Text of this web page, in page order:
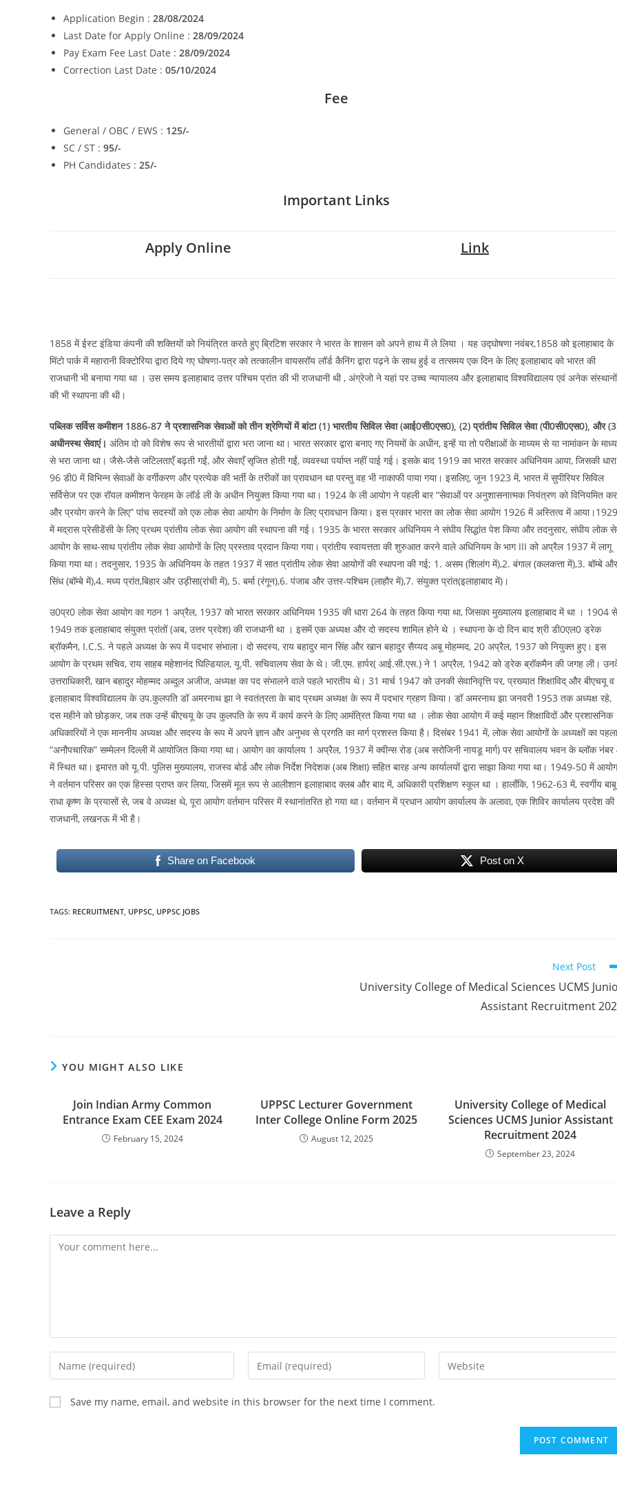
Application Begin : 28/08/2024
Last Date for Apply Online : 28/09/2024
Pay Exam Fee Last Date : 28/09/2024
Correction Last Date : 05/10/2024
Fee
General / OBC / EWS : 125/-
SC / ST : 95/-
PH Candidates : 25/-
Important Links
Apply Online Link
1858 में ईस्ट इंडिया कंपनी की शक्तियों को नियंत्रित करते हुए ब्रिटिश सरकार ने भारत के शासन को अपने हाथ में ले लिया । यह उद्घोषणा नवंबर,1858 को इलाहाबाद के
मिंटो पार्क में महारानी विक्टोरिया द्वारा दिये गए घोषणा-पत्र को तत्कालीन वायसरॉय लॉर्ड कैनिंग द्वारा पढ़ने के साथ हुई व तत्समय एक दिन के लिए इलाहाबाद को भारत की
राजधानी भी बनाया गया था । उस समय इलाहाबाद उत्तर पश्चिम प्रांत की भी राजधानी थी , अंग्रेजो ने यहां पर उच्च न्यायालय और इलाहाबाद विश्वविद्यालय एवं अनेक संस्थानों
की भी स्थापना की थी।
पब्लिक सर्विस कमीशन 1886-87 ने प्रशासनिक सेवाओं को तीन श्रेणियों में बांटा (1) भारतीय सिविल सेवा (आई0सी0एस0), (2) प्रांतीय सिविल सेवा (पी0सी0एस0), और
अधीनस्थ सेवाएं। अंतिम दो को विशेष रूप से भारतीयों द्वारा भरा जाना था। भारत सरकार द्वारा बनाए गए नियमों के अधीन, इन्हें या तो परीक्षाओं के माध्यम से या नामांकन के
से भरा जाना था। जैसे-जैसे जटिलताएँ बढ़ती गईं, और सेवाएँ सृजित होती गईं, व्यवस्था पर्याप्त नहीं पाई गई। इसके बाद 1919 का भारत सरकार अधिनियम आया, जिसकी धारा
96 डी0 में विभिन्न सेवाओं के वर्गीकरण और प्रत्येक की भर्ती के तरीकों का प्रावधान था परन्तु वह भी नाकाफी पाया गया। इसलिए, जून 1923 में, भारत में सुपीरियर सिविल
सर्विसेज पर एक रॉयल कमीशन फेरहम के लॉर्ड ली के अधीन नियुक्त किया गया था। 1924 के ली आयोग ने पहली बार “सेवाओं पर अनुशासनात्मक नियंत्रण को विनियमित
और प्रयोग करने के लिए” पांच सदस्यों को एक लोक सेवा आयोग के निर्माण के लिए प्रावधान किया। इस प्रकार भारत का लोक सेवा आयोग 1926 में अस्तित्व में आया।1929
में मद्रास प्रेसीडेंसी के लिए प्रथम प्रांतीय लोक सेवा आयोग की स्थापना की गई। 1935 के भारत सरकार अधिनियम ने संघीय सिद्धांत पेश किया और तदनुसार, संघीय लोक
आयोग के साथ-साथ प्रांतीय लोक सेवा आयोगों के लिए प्रस्ताव प्रदान किया गया। प्रांतीय स्वायत्तता की शुरुआत करने वाले अधिनियम के भाग III को अप्रैल 1937 में लागू
किया गया था। तदनुसार, 1935 के अधिनियम के तहत 1937 में सात प्रांतीय लोक सेवा आयोगों की स्थापना की गई; 1. असम (शिलांग में),2. बंगाल (कलकत्ता में),3. बॉम्बे और
सिंध (बॉम्बे में),4. मध्य प्रांत,बिहार और उड़ीसा(रांची में), 5. बर्मा (रंगून),6. पंजाब और उत्तर-पश्चिम (लाहौर में),7. संयुक्त प्रांत(इलाहाबाद में)।
उ0प्र0 लोक सेवा आयोग का गठन 1 अप्रैल, 1937 को भारत सरकार अधिनियम 1935 की धारा 264 के तहत किया गया था, जिसका मुख्यालय इलाहाबाद में था । 1904 से
1949 तक इलाहाबाद संयुक्त प्रांतों (अब, उत्तर प्रदेश) की राजधानी था । इसमें एक अध्यक्ष और दो सदस्य शामिल होने थे । स्थापना के दो दिन बाद श्री डी0एल0 ड्रेक
ब्रॉकमैन, I.C.S. ने पहले अध्यक्ष के रूप में पदभार संभाला। दो सदस्य, राय बहादुर मान सिंह और खान बहादुर सैय्यद अबू मोहम्मद, 20 अप्रैल, 1937 को नियुक्त हुए। इस
आयोग के प्रथम सचिव, राय साहब महेशानंद घिल्डियाल, यू.पी. सचिवालय सेवा के थे। जी.एम. हार्पर( आई.सी.एस.) ने 1 अप्रैल, 1942 को ड्रेक ब्रॉकमैन की जगह ली।
उत्तराधिकारी, खान बहादुर मोहम्मद अब्दुल अजीज, अध्यक्ष का पद संभालने वाले पहले भारतीय थे। 31 मार्च 1947 को उनकी सेवानिवृत्ति पर, प्रख्यात शिक्षाविद् और बीएचयू व
इलाहाबाद विश्वविद्यालय के उप.कुलपति डॉ अमरनाथ झा ने स्वतंत्रता के बाद प्रथम अध्यक्ष के रूप में पदभार ग्रहण किया। डॉ अमरनाथ झा जनवरी 1953 तक अध्यक्ष रहे,
दस महीने को छोड़कर, जब तक उन्हें बीएचयू के उप कुलपति के रूप में कार्य करने के लिए आमंत्रित किया गया था । लोक सेवा आयोग में कई महान शिक्षाविदों और प्रशासनिक
अधिकारियों ने एक माननीय अध्यक्ष और सदस्य के रूप में अपने ज्ञान और अनुभव से प्रगति का मार्ग प्रशस्त किया है। दिसंबर 1941 में, लोक सेवा आयोगों के अध्यक्षों का पहला
“अनौपचारिक” सम्मेलन दिल्ली में आयोजित किया गया था। आयोग का कार्यालय 1 अप्रैल, 1937 में क्वीन्स रोड (अब सरोजिनी नायडू मार्ग) पर सचिवालय भवन के ब्लॉक नंबर
में स्थित था। इमारत को यू.पी. पुलिस मुख्यालय, राजस्व बोर्ड और लोक निर्देश निदेशक (अब शिक्षा) सहित बारह अन्य कार्यालयों द्वारा साझा किया गया था। 1949-50 में आयोग
ने वर्तमान परिसर का एक हिस्सा प्राप्त कर लिया, जिसमें मूल रूप से आलीशान इलाहाबाद क्लब और बाद में, अधिकारी प्रशिक्षण स्कूल था । हालाँकि, 1962-63 में, स्वर्गीय बाबू
राधा कृष्ण के प्रयासों से, जब वे अध्यक्ष थे, पूरा आयोग वर्तमान परिसर में स्थानांतरित हो गया था। वर्तमान में प्रधान आयोग कार्यालय के अलावा, एक शिविर कार्यालय प्रदेश की
राजधानी, लखनऊ में भी है।
Share on Facebook Post on X
TAGS: RECRUITMENT, UPPSC, UPPSC JOBS
Next Post
University College of Medical Sciences UCMS
Assistant Recruitment
YOU MIGHT ALSO LIKE
Join Indian Army Common
Entrance Exam CEE Exam 2024
February 15, 2024
UPPSC Lecturer Government
Inter College Online Form 2025
August 12, 2025
University College of Medical
Sciences UCMS Junior Assistant
Recruitment 2024
September 23, 2024
Leave a Reply
Comment
Enter
your
name
or
Enter
your
Enter
your
Save my name, email, and website in this browser for the next time I comment.